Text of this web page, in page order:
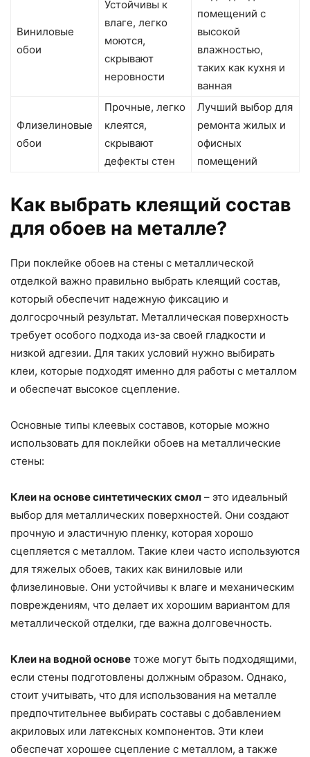
Виниловые
обои
Устойчивы к
влаге, легко
моются,
скрывают
неровности
помещений с
высокой
влажностью,
таких как кухня и
ванная
Флизелиновые
обои
Прочные, легко
клеятся,
скрывают
дефекты стен
Лучший выбор для
ремонта жилых и
офисных
помещений
Как выбрать клеящий состав
для обоев на металле?
При поклейке обоев на стены с металлической
отделкой важно правильно выбрать клеящий состав,
который обеспечит надежную фиксацию и
долгосрочный результат. Металлическая поверхность
требует особого подхода из-за своей гладкости и
низкой адгезии. Для таких условий нужно выбирать
клеи, которые подходят именно для работы с металлом
и обеспечат высокое сцепление.
Основные типы клеевых составов, которые можно
использовать для поклейки обоев на металлические
стены:
Клеи на основе синтетических смол – это идеальный
выбор для металлических поверхностей. Они создают
прочную и эластичную пленку, которая хорошо
сцепляется с металлом. Такие клеи часто используются
для тяжелых обоев, таких как виниловые или
флизелиновые. Они устойчивы к влаге и механическим
повреждениям, что делает их хорошим вариантом для
металлической отделки, где важна долговечность.
Клеи на водной основе тоже могут быть подходящими,
если стены подготовлены должным образом. Однако,
стоит учитывать, что для использования на металле
предпочтительнее выбирать составы с добавлением
акриловых или латексных компонентов. Эти клеи
обеспечат хорошее сцепление с металлом, а также